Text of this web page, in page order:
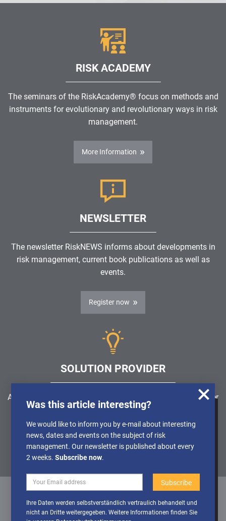
We use cookies to obtain anonymised
information about the use of our website, so
that we can constantly improve our offer.
Further Details can be found in our
cookies
Activate cookies
RISK ACADEMY
The seminars of the RiskAcademy® focus on methods and
instruments for evolutionary and revolutionary ways in risk
management.
More Information
NEWSLETTER
The newsletter RiskNEWS informs about developments in
risk management, current book publications as well as
events.
Register now
SOLUTION PROVIDER
Are you looking for a software solution or a service provider
in the field of risk management, GRC, ICS or ISMS?
Find a solution provider
Datenschutz/Impressum/Sitemap
Was this article interesting?
We would like to inform you by e-mail about interesting
news, dates and events on the subject of risk
management. Our newsletter is published about every
2 weeks.Subscribe now.
Ihre Daten werden selbstverständlich vertraulich behandelt und
nicht an Dritte weitergegeben. Weitere Informationen finden Sie